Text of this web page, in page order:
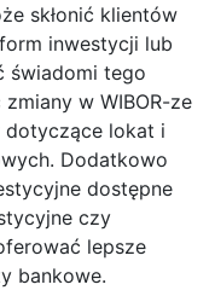
skłonić klientów
inwestycji lub
świadomi tego
w WIBOR-ze
dotyczące lokat i
Dodatkowo
dostępne
czy
lepsze
bankowe.